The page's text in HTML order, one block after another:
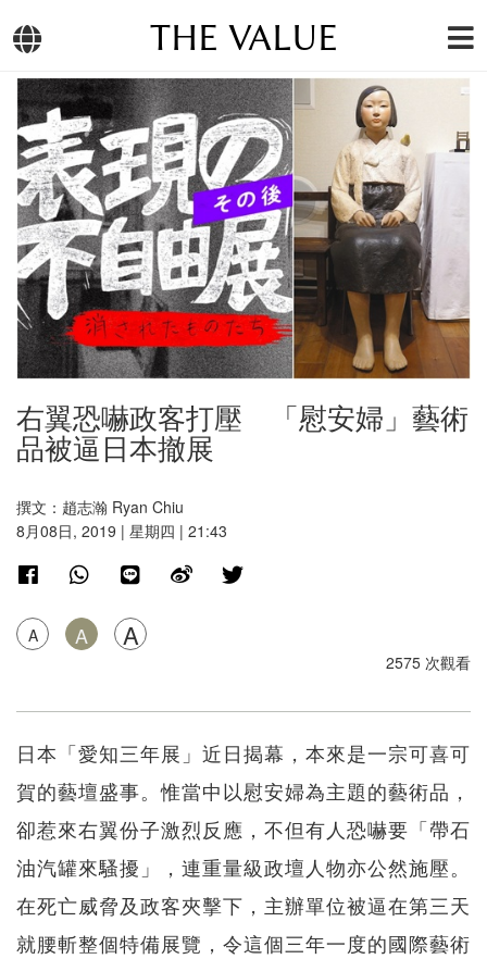
THE VALUE
右翼恐嚇政客打壓 「慰安婦」藝術
品被逼日本撤展
撰文：趙志瀚 Ryan Chiu
8月08日, 2019 | 星期四 | 21:43
A A A
2575 次觀看
日本「愛知三年展」近日揭幕，本來是一宗可喜可
賀的藝壇盛事。惟當中以慰安婦為主題的藝術品，
卻惹來右翼份子激烈反應，不但有人恐嚇要「帶石
油汽罐來騷擾」，連重量級政壇人物亦公然施壓。
在死亡威脅及政客夾擊下，主辦單位被逼在第三天
就腰斬整個特備展覽，令這個三年一度的國際藝術